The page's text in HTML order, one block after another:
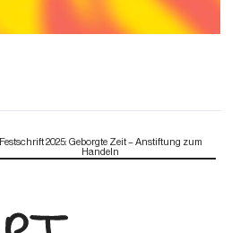
Festschrift 2025: Geborgte Zeit – Anstiftung zum
Handeln